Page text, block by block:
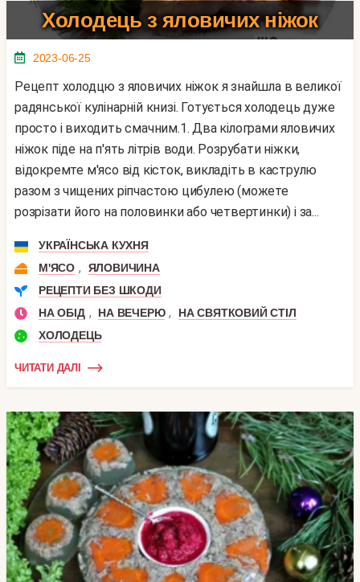
Холодець з яловичих ніжок
2023-06-25
Рецепт холодцю з яловичих ніжок я знайшла в великої
радянської кулінарній книзі. Готується холодець дуже
просто і виходить смачним.1. Два кілограми яловичих
ніжок піде на п'ять літрів води. Розрубати ніжки,
відокремте м'ясо від кісток, викладіть в каструлю
разом з чищених ріпчастою цибулею (можете
розрізати його на половинки або четвертинки) і за...
УКРАЇНСЬКА КУХНЯ
М'ЯСО ,
ЯЛОВИЧИНА
РЕЦЕПТИ БЕЗ ШКОДИ
НА ОБІД , НА ВЕЧЕРЮ ,
НА СВЯТКОВИЙ СТІЛ
ХОЛОДЕЦЬ
ЧИТАТИ ДАЛІ